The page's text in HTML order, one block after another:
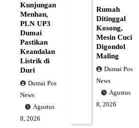
Kunjungan
Menhan,
PLN UP3
Dumai
Pastikan
Keandalan
Listrik di
Duri
Dumai Pos
News
Agustus
8, 2026
Rumah
Ditinggal
Kosong,
Mesin Cuci
Digondol
Maling
Dumai Pos
News
Agustus
8, 2026